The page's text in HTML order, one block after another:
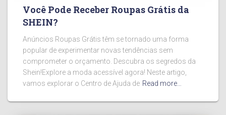
Você Pode Receber Roupas Grátis da
SHEIN?
Anúncios Roupas Grátis têm se tornado uma forma
popular de experimentar novas tendências sem
comprometer o orçamento. Descubra os segredos da
Shein!Explore a moda acessível agora! Neste artigo,
vamos explorar o Centro de Ajuda de Read more…